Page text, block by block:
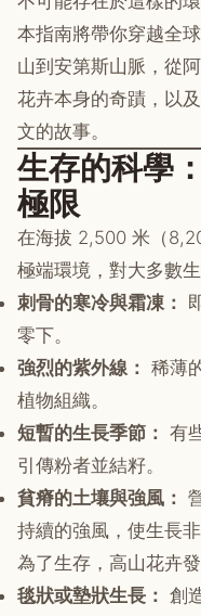
本指南將帶你穿越全
山到安第斯山脈，從
花卉本身的奇蹟，以
文的故事。
生存的科學
極限
在海拔 2,500 米（
極端環境，對大多數
刺骨的寒冷與霜凍：
零下。
強烈的紫外線： 稀薄
植物組織。
短暫的生長季節： 有
引傳粉者並結籽。
貧瘠的土壤與強風：
持續的強風，使生長非
為了生存，高山花卉
毯狀或墊狀生長： 創